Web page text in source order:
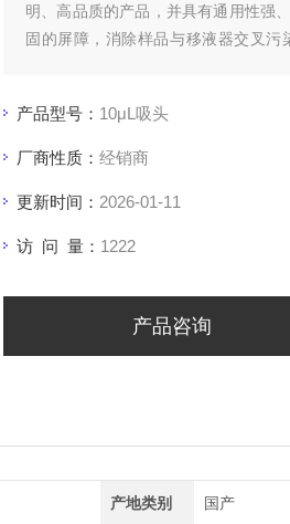
明、高品质的产品，并具有通用性强
固的屏障，消除样品与移液器交叉
产品型号： 10μL吸头
厂商性质： 经销商
更新时间： 2026-01-11
访 问 量： 1222
产品咨询
产地类别 国产